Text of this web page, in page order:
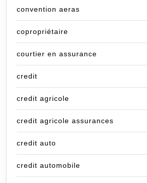
convention aeras
copropriétaire
courtier en assurance
credit
credit agricole
credit agricole assurances
credit auto
credit automobile